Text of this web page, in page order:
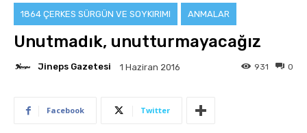
1864 ÇERKES SÜRGÜN VE SOYKIRIMI ANMALAR
Unutmadık, unutturmayacağız
Jineps Gazetesi 1 Haziran 2016 0
931
Facebook Twitter